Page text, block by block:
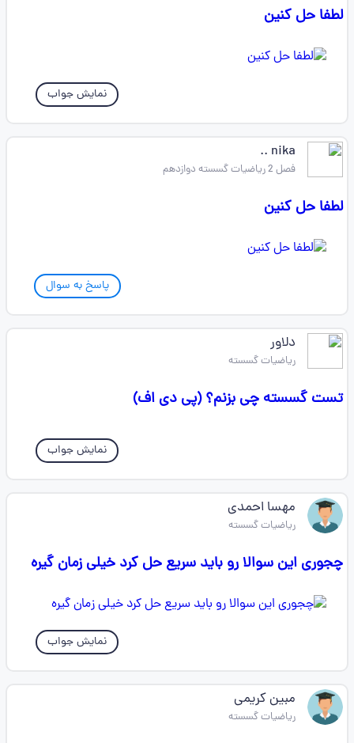
لطفا حل کنین
نمایش جواب
nika ..
فصل 2 ریاضیات گسسته دوازدهم
لطفا حل کنین
پاسخ به سوال
دلاور
ریاضیات گسسته
تست گسسته چی بزنم؟ (پی دی اف)
نمایش جواب
مهسا احمدی
ریاضیات گسسته
چجوری این سوالا رو باید سریع حل کرد خیلی زمان گیره
نمایش جواب
مبین کریمی
ریاضیات گسسته